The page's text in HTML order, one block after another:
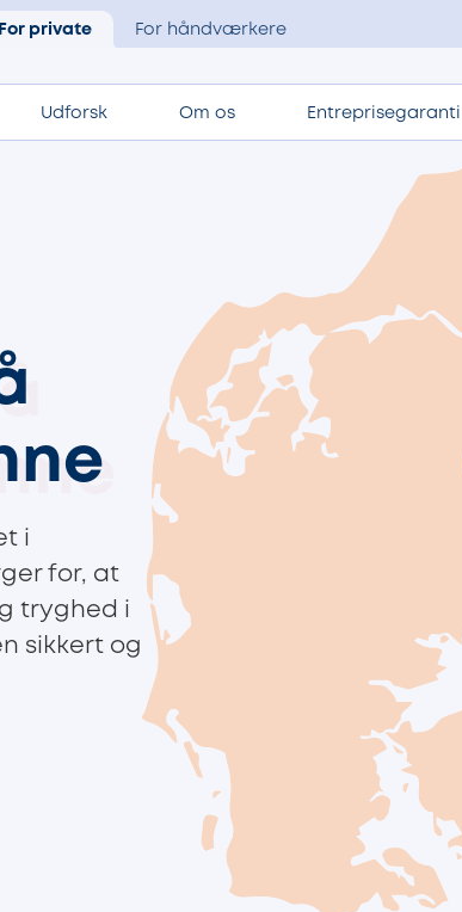
For private For håndværkere
Udforsk Om os Entreprisegaranti
i
for, at
tryghed i
sikkert og